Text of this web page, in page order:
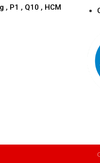
, P1 , Q10 , HCM